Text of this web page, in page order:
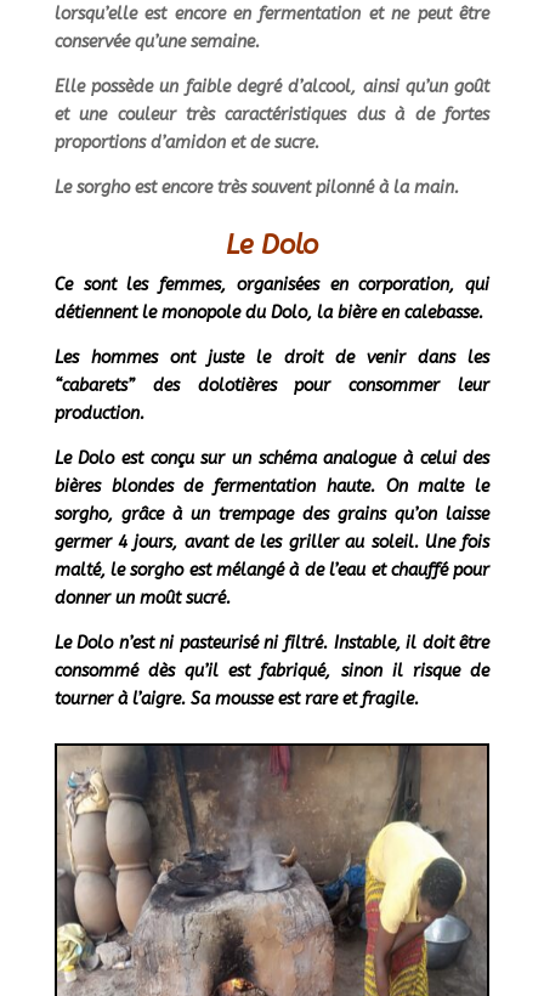
lorsqu’elle est encore en fermentation et ne peut être
conservée qu’une semaine.
Elle possède un faible degré d’alcool, ainsi qu’un goût
et une couleur très caractéristiques dus à de fortes
proportions d’amidon et de sucre.
Le sorgho est encore très souvent pilonné à la main.
Le Dolo
Ce sont les femmes, organisées en corporation, qui
détiennent le monopole du Dolo, la bière en calebasse.
Les hommes ont juste le droit de venir dans les
“cabarets” des dolotières pour consommer leur
production.
Le Dolo est conçu sur un schéma analogue à celui des
bières blondes de fermentation haute. On malte le
sorgho, grâce à un trempage des grains qu’on laisse
germer 4 jours, avant de les griller au soleil. Une fois
malté, le sorgho est mélangé à de l’eau et chauffé pour
donner un moût sucré.
Le Dolo n’est ni pasteurisé ni filtré. Instable, il doit être
consommé dès qu’il est fabriqué, sinon il risque de
tourner à l’aigre. Sa mousse est rare et fragile.